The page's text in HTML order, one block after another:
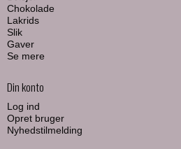
Chokolade
Lakrids
Slik
Gaver
Se mere
Din konto
Log ind
Opret bruger
Nyhedstilmelding